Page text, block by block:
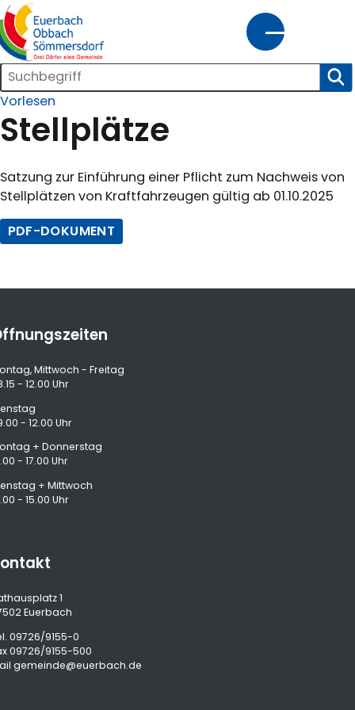
gemeinde@euerbach.de
Kontrast
HomeBürgerserviceKultur
und
WirtschaftInnenentwicklung
Suchleiste
Vorlesen
Stellplätze
Satzung zur Einführung einer Pflicht zum Nachweis von
Stellplätzen von Kraftfahrzeugen gültig ab 01.10.2025
PDF-DOKUMENT
Mittwoch - Freitag
- 12.00 Uhr
- 12.00 Uhr
+ Donnerstag
- 17.00 Uhr
+ Mittwoch
- 15.00 Uhr
1
Euerbach
09726/9155-0
09726/9155-500
gemeinde@euerbach.de